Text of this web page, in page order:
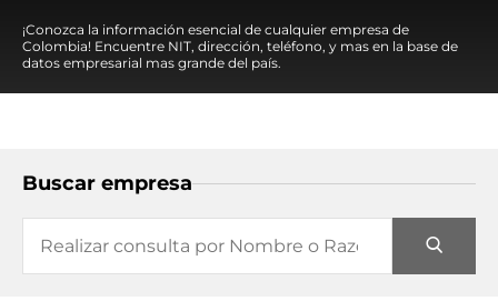
¡Conozca la información esencial de cualquier empresa de
Colombia! Encuentre NIT, dirección, teléfono, y mas en la base de
datos empresarial mas grande del país.
Buscar empresa